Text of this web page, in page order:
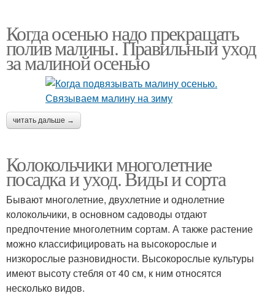
Когда осенью надо прекращать
полив малины. Правильный уход
за малиной осенью
читать дальше →
Колокольчики многолетние
посадка и уход. Виды и сорта
Бывают многолетние, двухлетние и однолетние
колокольчики, в основном садоводы отдают
предпочтение многолетним сортам. А также растение
можно классифицировать на высокорослые и
низкорослые разновидности. Высокорослые культуры
имеют высоту стебля от 40 см, к ним относятся
несколько видов.